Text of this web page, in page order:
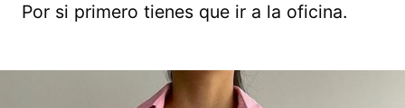
Por si primero tienes que ir a la oficina.